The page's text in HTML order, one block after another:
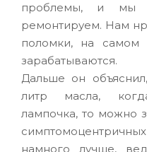
проблемы, и мы
ремонтируем. Нам
поломки, на
зарабатываются.
Дальше он
литр масла,
лампочка, то можно
намного лучше,